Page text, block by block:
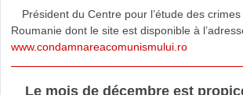
Président du Centre pour l’étude des
Roumanie dont le site est disponible à
www.condamnareacomunismului.ro
Le mois de décembre est